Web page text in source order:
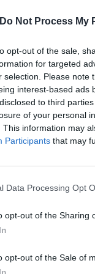
Do Not Process My
opt-out of the sale,
for targeted
selection. Please note
interest-based ads
to third
of your personal
This information may
Participants that may
Data Processing Opt
opt-out of the Sharing
opt-out of the Sale of
małżeńskim,
w cenie
pomieszczeniach
Hotelu